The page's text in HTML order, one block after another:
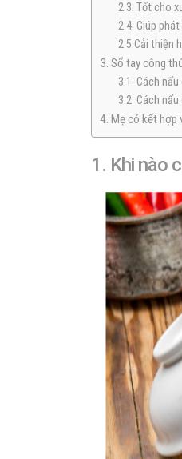
2.3. Tốt cho
2.4. Giúp
2.5.Cải thiện
3. Sổ tay công
3.1. Cách
3.2. Cách
4. Mẹ có kết hợp
1. Khi nào